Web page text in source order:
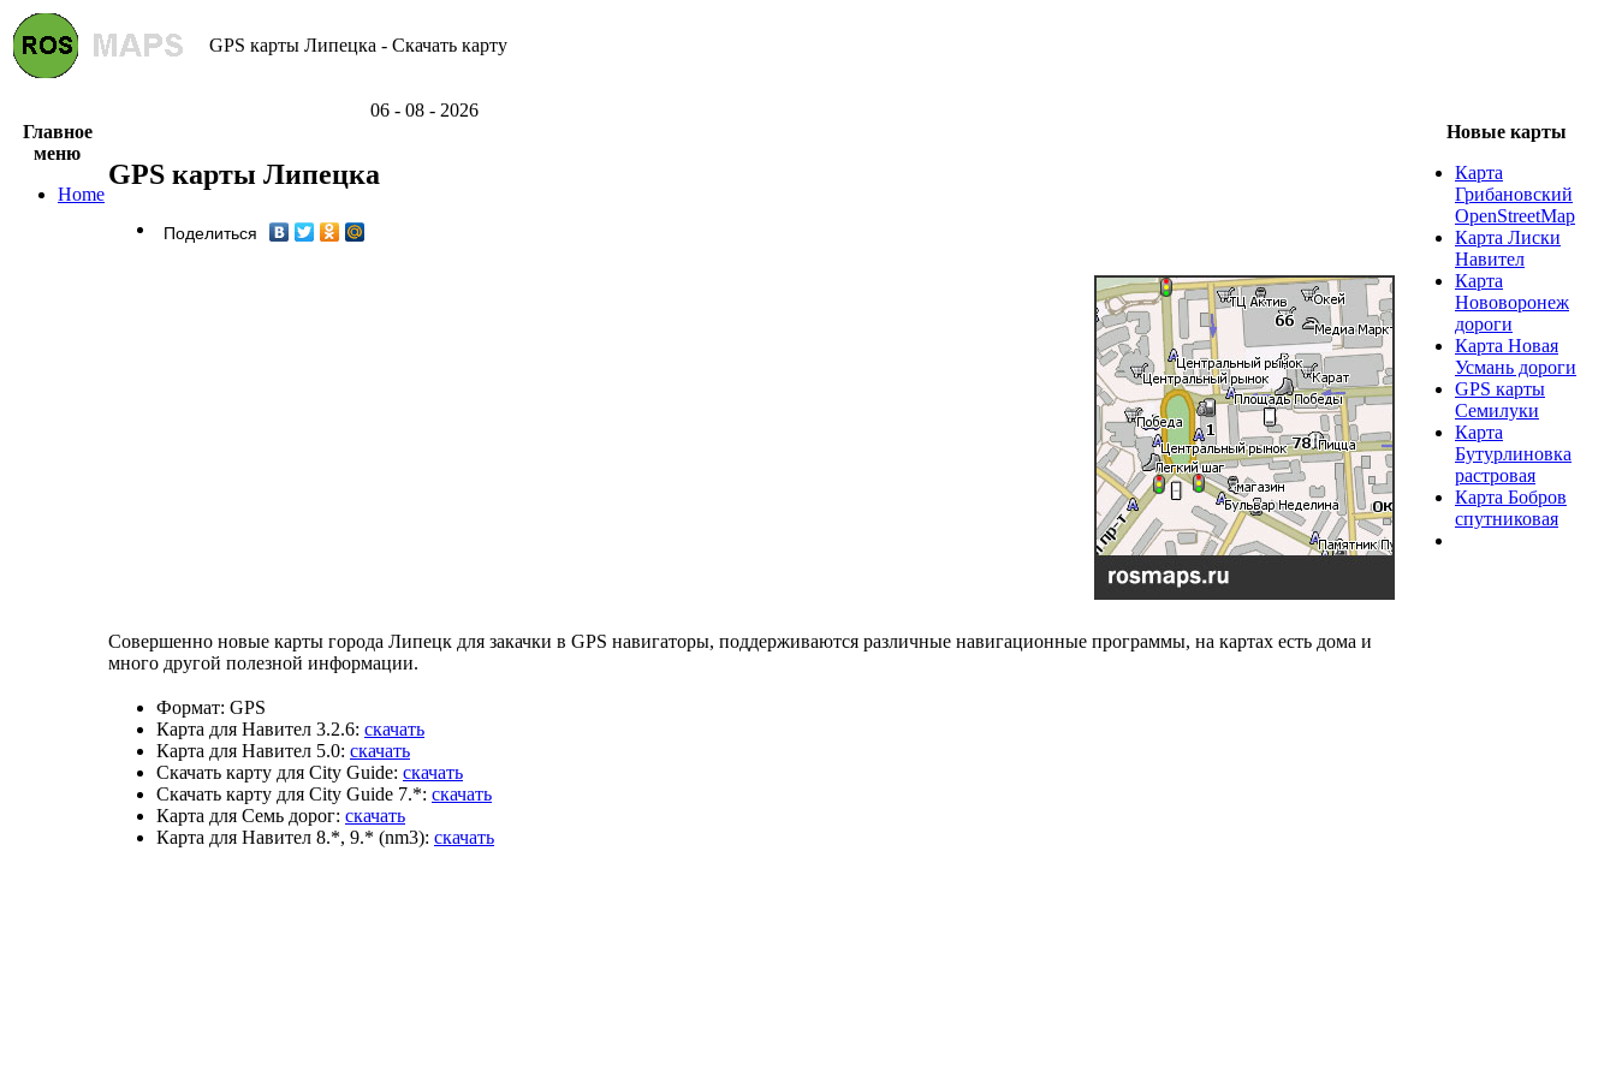
GPS карты Липецка - Скачать карту
06 - 08 - 2026
Главное
меню
Home
GPS карты Липецка
Поделиться
Совершенно новые карты города Липецк для закачки в GPS навигаторы, поддерживаются различные навигационные программы, на картах есть дома и
много другой полезной информации.
Формат: GPS
Карта для Навител 3.2.6: скачать
Карта для Навител 5.0: скачать
Скачать карту для City Guide: скачать
Скачать карту для City Guide 7.*: скачать
Карта для Семь дорог: скачать
Карта для Навител 8.*, 9.* (nm3): скачать
Новые карты
Карта
Грибановский
OpenStreetMap
Карта Лиски
Навител
Карта
Нововоронеж
дороги
Карта Новая
Усмань дороги
GPS карты
Семилуки
Карта
Бутурлиновка
растровая
Карта Бобров
спутниковая